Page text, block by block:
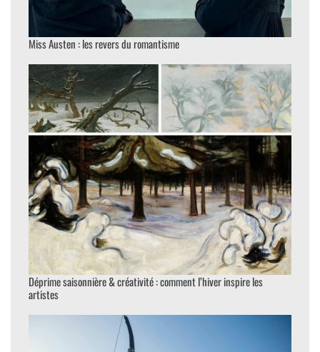
Miss Austen : les revers du romantisme
Déprime saisonnière & créativité : comment l’hiver inspire les
artistes